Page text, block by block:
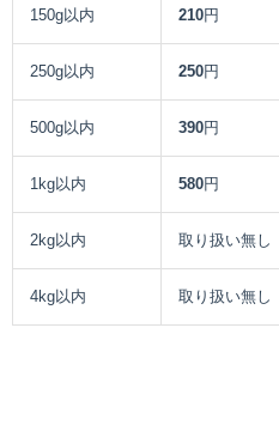
150g以内 210円
250g以内 250円
500g以内 390円
1kg以内 580円
2kg以内 取り扱い無し
4kg以内 取り扱い無し